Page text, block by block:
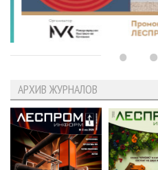
АРХИВ ЖУРНАЛОВ